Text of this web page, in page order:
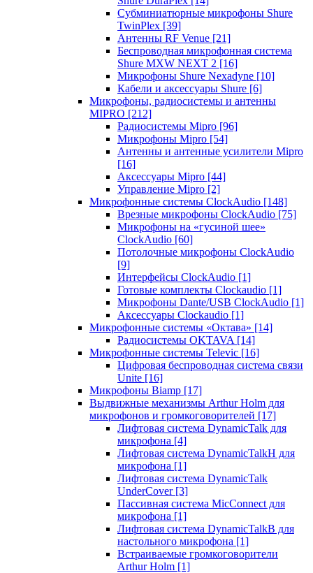
Субминиатюрные микрофоны Shure
TwinPlex [39]
Антенны RF Venue [21]
Беспроводная микрофонная система
Shure MXW NEXT 2 [16]
Микрофоны Shure Nexadyne [10]
Кабели и аксессуары Shure [6]
Микрофоны, радиосистемы и антенны
MIPRO [212]
Радиосистемы Mipro [96]
Микрофоны Mipro [54]
Антенны и антенные усилители Mipro
[16]
Аксессуары Mipro [44]
Управление Mipro [2]
Микрофонные системы ClockAudio [148]
Врезные микрофоны ClockAudio [75]
Микрофоны на «гусиной шее»
ClockAudio [60]
Потолочные микрофоны ClockAudio
[9]
Интерфейсы ClockAudio [1]
Готовые комплекты Clockaudio [1]
Микрофоны Dante/USB ClockAudio [1]
Аксессуары Clockaudio [1]
Микрофонные системы «Октава» [14]
Радиосистемы OKTAVA [14]
Микрофонные системы Televic [16]
Цифровая беспроводная система связи
Unite [16]
Микрофоны Biamp [17]
Выдвижные механизмы Arthur Holm для
микрофонов и громкоговорителей [17]
Лифтовая система DynamicTalk для
микрофона [4]
Лифтовая система DynamicTalkH для
микрофона [1]
Лифтовая система DynamicTalk
UnderCover [3]
Пассивная система MicConnect для
микрофона [1]
Лифтовая система DynamicTalkB для
настольного микрофона [1]
Встраиваемые громкоговорители
Arthur Holm [1]